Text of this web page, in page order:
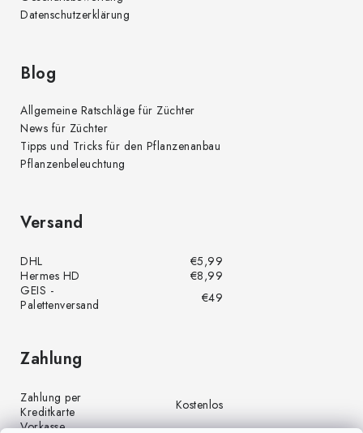
Datenschutzerklärung
Blog
Allgemeine Ratschläge für Züchter
News für Züchter
Tipps und Tricks für den Pflanzenanbau
Pflanzenbeleuchtung
Versand
DHL
€5,99
Hermes HD
€8,99
GEIS -
Palettenversand
€49
Zahlung
Zahlung per
Kreditkarte
Kostenlos
Vorkasse